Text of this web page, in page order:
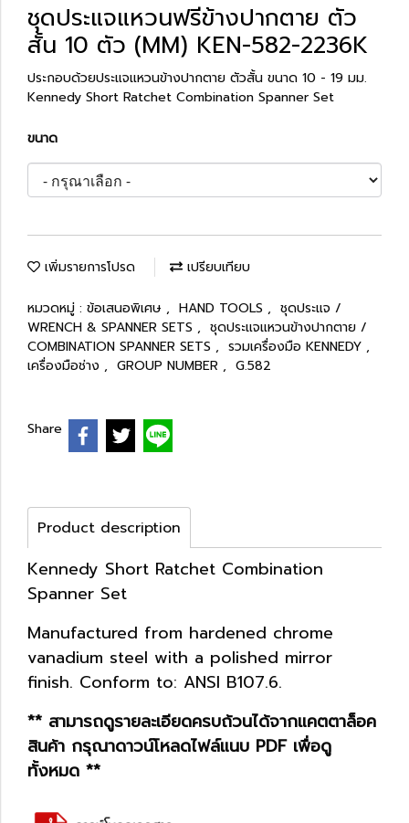
ชุดประแจแหวนฟรีข้างปากตาย ตัว
สั้น 10 ตัว (MM) KEN-582-2236K
ประกอบด้วยประแจแหวนข้างปากตาย ตัวสั้น ขนาด 10 - 19 มม.
Kennedy Short Ratchet Combination Spanner Set
ขนาด
เพิ่มรายการโปรด เปรียบเทียบ
หมวดหมู่ : ข้อเสนอพิเศษ , HAND TOOLS , ชุดประแจ /
WRENCH & SPANNER SETS , ชุดประแจแหวนข้างปากตาย /
COMBINATION SPANNER SETS , รวมเครื่องมือ KENNEDY ,
เครื่องมือช่าง , GROUP NUMBER , G.582
Share
Product description
Kennedy Short Ratchet Combination
Spanner Set
Manufactured from hardened chrome
vanadium steel with a polished mirror
finish. Conform to: ANSI B107.6.
** สามารถดูรายละเอียดครบถ้วนได้จากแคตตาล็อค
สินค้า กรุณาดาวน์โหลดไฟล์แนบ PDF เพื่อดู
ทั้งหมด **